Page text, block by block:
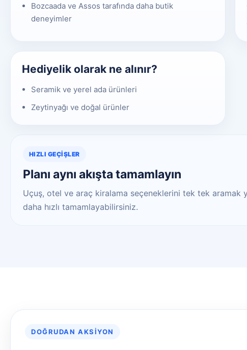
Bozcaada ve Assos tarafında daha butik
deneyimler
Hediyelik olarak ne alınır?
Seramik ve yerel ada ürünleri
Zeytinyağı ve doğal ürünler
HIZLI GEÇIŞLER
Planı aynı akışta tamamlayın
Uçuş, otel ve araç kiralama seçeneklerini tek tek aramak
daha hızlı tamamlayabilirsiniz.
DOĞRUDAN AKSIYON